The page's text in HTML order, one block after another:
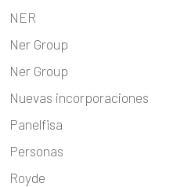
NER
Ner Group
Ner Group
Nuevas incorporaciones
Panelfisa
Personas
Royde